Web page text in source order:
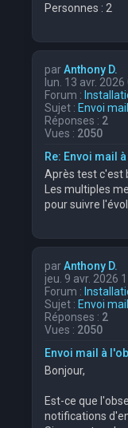
Personnes : 2
parAnthony D.
lun. 13 avr. 2026
Forum :
Sujet : Envoi
Réponses : 2
Vues : 2050
Re: Envoi mail
Après test c'est
Les multiples
pour suivre
parAnthony D.
jeu. 9 avr. 2026
Forum :
Sujet : Envoi
Réponses : 2
Vues : 2050
Envoi mail à
Bonjour,
Est-ce que
notifications